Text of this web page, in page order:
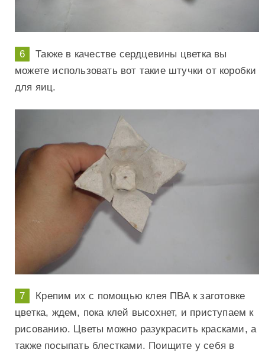
Также в качестве сердцевины цветка вы
можете использовать вот такие штучки от коробки
для яиц.
Крепим их с помощью клея ПВА к заготовке
цветка, ждем, пока клей высохнет, и приступаем к
рисованию. Цветы можно разукрасить красками, а
также посыпать блестками. Поищите у себя в